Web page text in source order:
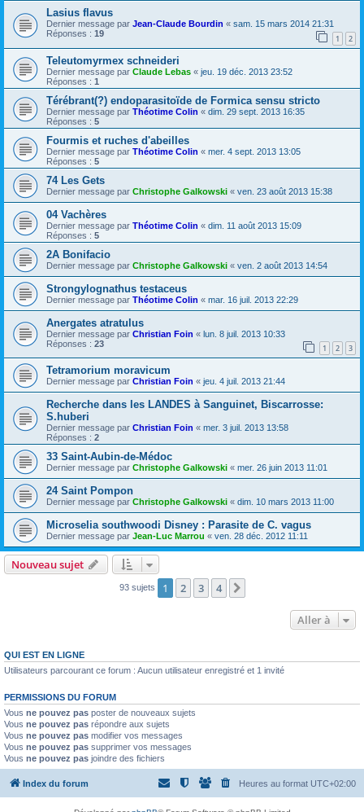
Lasius flavus
Dernier message par Jean-Claude Bourdin « sam. 15 mars 2014 21:31
Réponses : 19 1 2
Teleutomyrmex schneideri
Dernier message par Claude Lebas « jeu. 19 déc. 2013 23:52
Réponses : 1
Térébrant(?) endoparasitoïde de Formica sensu stricto
Dernier message par Théotime Colin « dim. 29 sept. 2013 16:35
Réponses : 5
Fourmis et ruches d'abeilles
Dernier message par Théotime Colin « mer. 4 sept. 2013 13:05
Réponses : 5
74 Les Gets
Dernier message par Christophe Galkowski « ven. 23 août 2013 15:38
04 Vachères
Dernier message par Théotime Colin « dim. 11 août 2013 15:09
Réponses : 5
2A Bonifacio
Dernier message par Christophe Galkowski « ven. 2 août 2013 14:54
Strongylognathus testaceus
Dernier message par Théotime Colin « mar. 16 juil. 2013 22:29
Anergates atratulus
Dernier message par Christian Foin « lun. 8 juil. 2013 10:33
Réponses : 23 1 2 3
Tetramorium moravicum
Dernier message par Christian Foin « jeu. 4 juil. 2013 21:44
Recherche dans les LANDES à Sanguinet, Biscarrosse:
S.huberi
Dernier message par Christian Foin « mer. 3 juil. 2013 13:58
Réponses : 2
33 Saint-Aubin-de-Médoc
Dernier message par Christophe Galkowski « mer. 26 juin 2013 11:01
24 Saint Pompon
Dernier message par Christophe Galkowski « dim. 10 mars 2013 11:00
Microselia southwoodi Disney : Parasite de C. vagus
Dernier message par Jean-Luc Marrou « ven. 28 déc. 2012 11:11
Nouveau sujet
93 sujets 1 2 3 4
Aller à
QUI EST EN LIGNE
Utilisateurs parcourant ce forum : Aucun utilisateur enregistré et 1 invité
PERMISSIONS DU FORUM
Vous ne pouvez pas poster de nouveaux sujets
Vous ne pouvez pas répondre aux sujets
Vous ne pouvez pas modifier vos messages
Vous ne pouvez pas supprimer vos messages
Vous ne pouvez pas joindre des fichiers
Index du forum Heures au format UTC+02:00